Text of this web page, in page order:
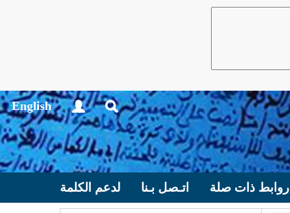
English
روابط ذات صلة اتـصل بـنا لدعم الكلمة